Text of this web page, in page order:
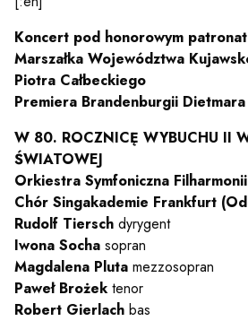
Koncert pod honorowym
Marszałka Województwa
Piotra Całbeckiego
Premiera Brandenburgii
W 80. ROCZNICĘ WYBUCHU II
ŚWIATOWEJ
Orkiestra Symfoniczna
Chór Singakademie Frankfurt
Rudolf Tiersch dyrygent
Iwona Socha sopran
Magdalena Pluta mezzosopran
Paweł Brożek tenor
Robert Gierlach bas